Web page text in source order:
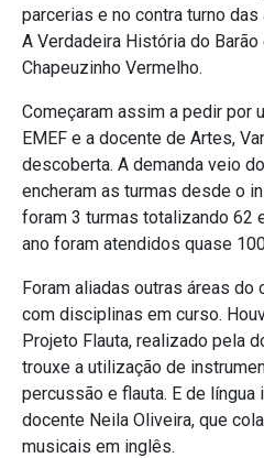
parcerias e no contra turno
A Verdadeira História do
Chapeuzinho Vermelho.
Começaram assim a pedir por
EMEF e a docente de Artes,
descoberta. A demanda veio
encheram as turmas desde o
foram 3 turmas totalizando 62
ano foram atendidos quase
Foram aliadas outras áreas do
com disciplinas em curso.
Projeto Flauta, realizado pela
trouxe a utilização de
percussão e flauta. E de
docente Neila Oliveira, que
musicais em inglês.